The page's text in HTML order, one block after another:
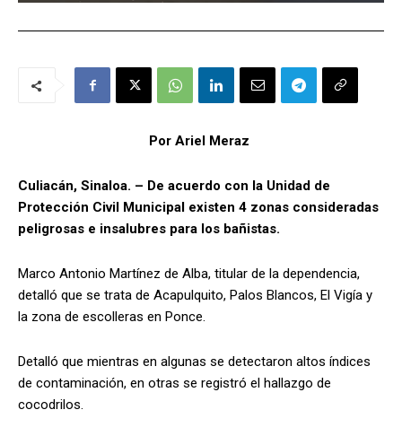
Por Ariel Meraz
Culiacán, Sinaloa. – De acuerdo con la Unidad de
Protección Civil Municipal existen 4 zonas consideradas
peligrosas e insalubres para los bañistas.
Marco Antonio Martínez de Alba, titular de la dependencia,
detalló que se trata de Acapulquito, Palos Blancos, El Vigía y
la zona de escolleras en Ponce.
Detalló que mientras en algunas se detectaron altos índices
de contaminación, en otras se registró el hallazgo de
cocodrilos.